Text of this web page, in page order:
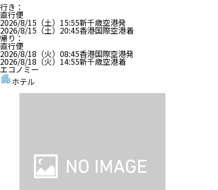
行き ：
直行便
2026/8/15（土） 15:55新千歳空港発
2026/8/15（土） 20:45香港国際空港着
帰り ：
直行便
2026/8/18（火） 08:45香港国際空港発
2026/8/18（火） 14:55新千歳空港着
エコノミー
ホテル